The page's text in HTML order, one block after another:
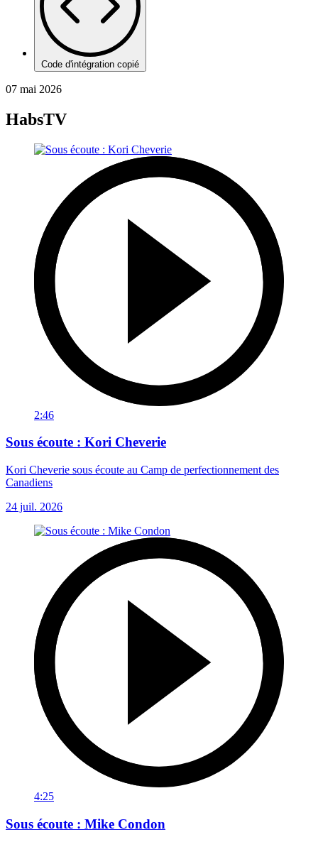
Code d'intégration copié
07 mai 2026
HabsTV
2:46
Sous écoute : Kori Cheverie
Kori Cheverie sous écoute au Camp de perfectionnement des
Canadiens
24 juil. 2026
4:25
Sous écoute : Mike Condon